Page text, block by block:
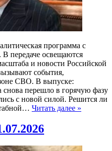
программа с
передаче освещаются
и новости Российской
события,
СВО. В выпуске:
перешло в горячую фазу
с новой силой. Решится ли
Читать далее »